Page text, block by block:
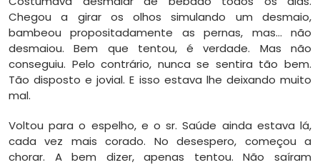
Chegou a girar os olhos simulando um desmaio,
bambeou propositadamente as pernas, mas… não
desmaiou. Bem que tentou, é verdade. Mas não
conseguiu. Pelo contrário, nunca se sentira tão bem.
Tão disposto e jovial. E isso estava lhe deixando muito
mal.
Voltou para o espelho, e o sr. Saúde ainda estava lá,
cada vez mais corado. No desespero, começou a
chorar. A bem dizer, apenas tentou. Não saíram